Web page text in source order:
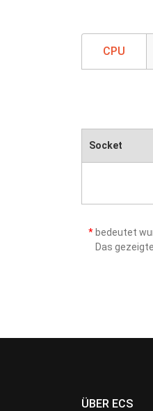
CPU
Socket
* bedeutet
Das
ÜBER ECS